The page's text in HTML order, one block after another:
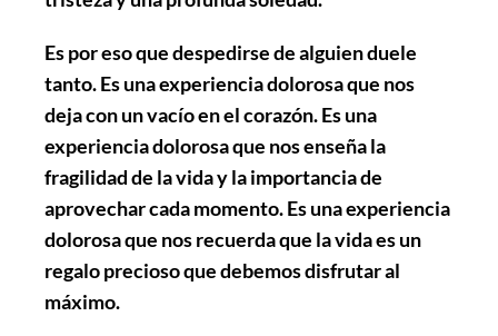
Es por eso que despedirse de alguien duele
tanto. Es una experiencia dolorosa que nos
deja con un vacío en el corazón. Es una
experiencia dolorosa que nos enseña la
fragilidad de la vida y la importancia de
aprovechar cada momento. Es una experiencia
dolorosa que nos recuerda que la vida es un
regalo precioso que debemos disfrutar al
máximo.